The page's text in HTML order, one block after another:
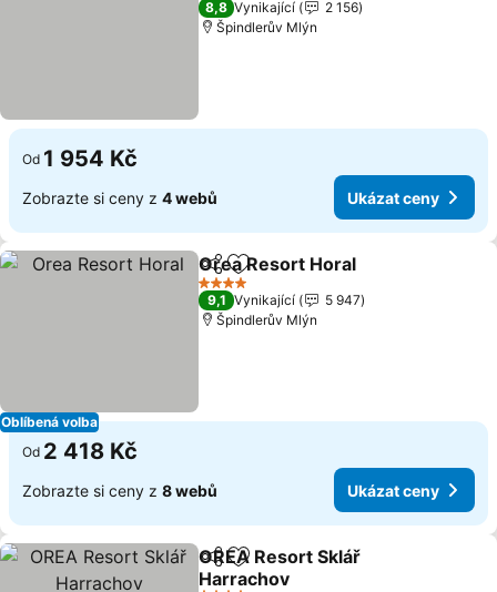
8,8 Vynikající
2 156
Špindlerův Mlýn
Od 1 954 Kč
Zobrazte si ceny z 4 webů Ukázat ceny
Oblíbená volba
SdíletPřidat na seznam oblíbených
Orea Resort Horal
4 Počet hvězdiček
9,1 Vynikající
5 947
Špindlerův Mlýn
Od 2 418 Kč
Zobrazte si ceny z 8 webů Ukázat ceny
SdíletPřidat na seznam oblíbených
OREA Resort Sklář
Harrachov